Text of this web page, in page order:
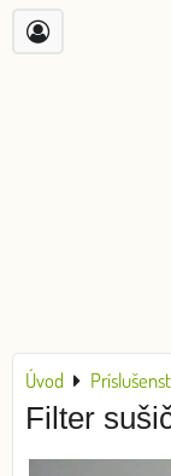
Úvod
Filter